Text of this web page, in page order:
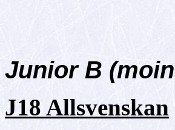
Junior B
J18 Allsvenskan